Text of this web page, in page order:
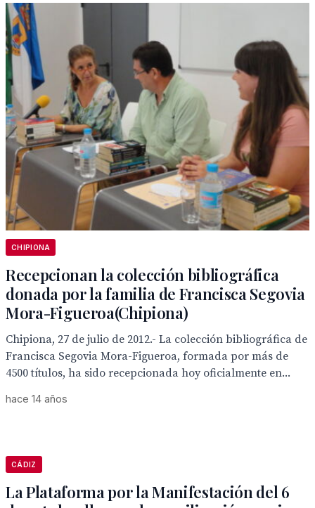
CHIPIONA
Recepcionan la colección bibliográfica
donada por la familia de Francisca Segovia
Mora-Figueroa(Chipiona)
Chipiona, 27 de julio de 2012.- La colección bibliográfica de
Francisca Segovia Mora-Figueroa, formada por más de
4500 títulos, ha sido recepcionada hoy oficialmente en...
hace 14 años
CÁDIZ
La Plataforma por la Manifestación del 6